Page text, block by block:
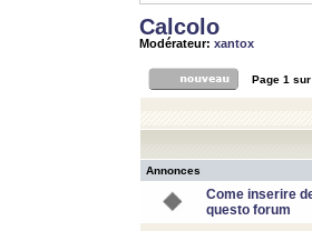
Calcolo
Modérateur: xantox
Page 1 sur
Annonces
Come inserire
questo forum